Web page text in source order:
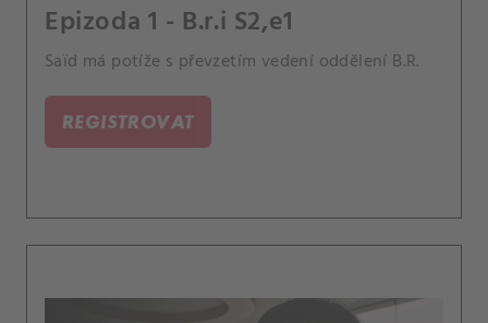
Epizoda 1 - B.r.i S2,e1
Saïd má potíže s převzetím vedení oddělení B.R.
REGISTROVAT